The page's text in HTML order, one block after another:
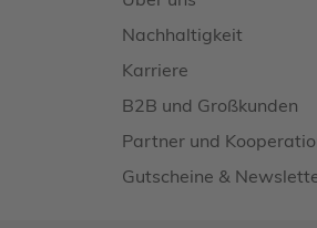
Nachhaltigkeit
Karriere
B2B und Großkunden
Partner und
Gutscheine &